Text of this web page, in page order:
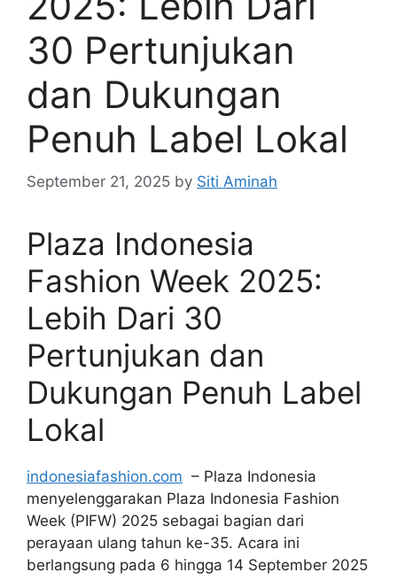
30 Pertunjukan
dan Dukungan
Penuh Label Lokal
September 21, 2025 by Siti Aminah
Plaza Indonesia
Fashion Week 2025:
Lebih Dari 30
Pertunjukan dan
Dukungan Penuh Label
Lokal
indonesiafashion.com – Plaza Indonesia
menyelenggarakan Plaza Indonesia Fashion
Week (PIFW) 2025 sebagai bagian dari
perayaan ulang tahun ke-35. Acara ini
berlangsung pada 6 hingga 14 September 2025